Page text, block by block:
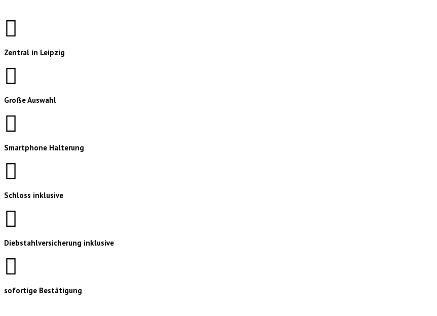
Zentral in Leipzig
Große Auswahl
Smartphone Halterung
Schloss inklusive
Diebstahlversicherung inklusive
sofortige Bestätigung